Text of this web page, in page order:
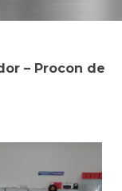
– Procon de